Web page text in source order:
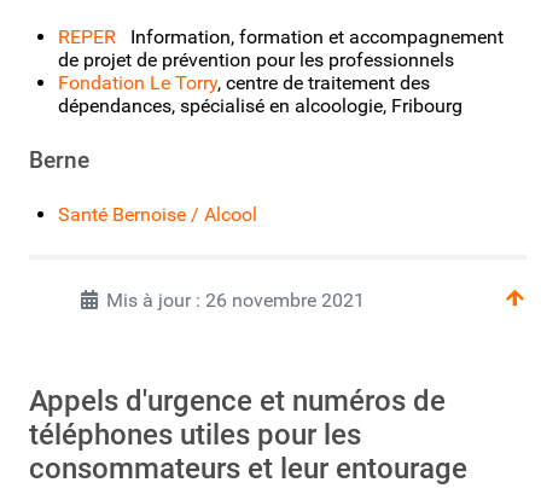
REPER Information, formation et accompagnement
de projet de prévention pour les professionnels
Fondation Le Torry, centre de traitement des
dépendances, spécialisé en alcoologie, Fribourg
Berne
Santé Bernoise / Alcool
Mis à jour : 26 novembre 2021
Appels d'urgence et numéros de
téléphones utiles pour les
consommateurs et leur entourage